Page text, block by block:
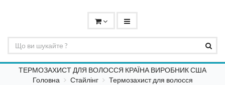
ТЕРМОЗАХИСТ ДЛЯ ВОЛОССЯ КРАЇНА ВИРОБНИК США
Головна
Стайлінг
Термозахист для волосся